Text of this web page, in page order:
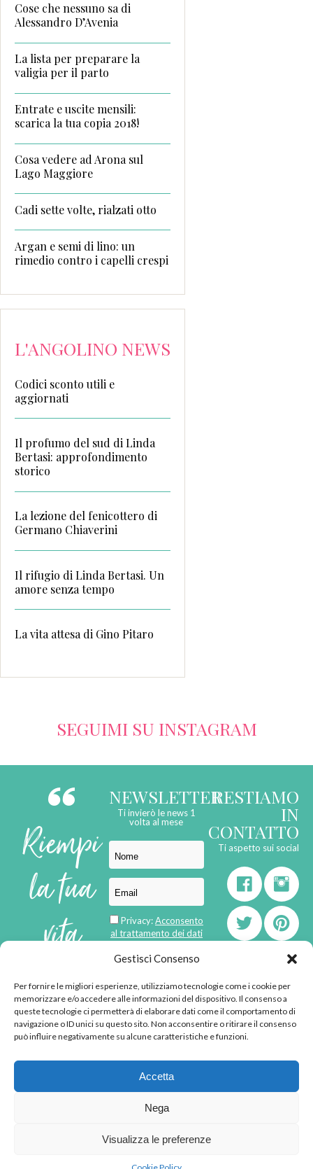
Gestisci Consenso
Per fornire le migliori esperienze, utilizziamo tecnologie come i cookie per
memorizzare e/o accedere alle informazioni del dispositivo. Il consenso a
queste tecnologie ci permetterà di elaborare dati come il comportamento di
navigazione o ID unici su questo sito. Non acconsentire o ritirare il consenso
può influire negativamente su alcune caratteristiche e funzioni.
Accetta
Nega
Visualizza le preferenze
Cose che nessuno sa di
Alessandro D’Avenia
La lista per preparare la
valigia per il parto
Entrate e uscite mensili:
scarica la tua copia 2018!
Cosa vedere ad Arona sul
Lago Maggiore
Cadi sette volte, rialzati otto
Argan e semi di lino: un
rimedio contro i capelli crespi
L'ANGOLINO NEWS
Codici sconto utili e
aggiornati
Il profumo del sud di Linda
Bertasi: approfondimento
storico
La lezione del fenicottero di
Germano Chiaverini
Il rifugio di Linda Bertasi. Un
amore senza tempo
La vita attesa di Gino Pitaro
SEGUIMI SU INSTAGRAM
Riempi
la tua
vita
di
emozioni
P.IVA 02592570036 -
NEWSLETTER
Ti invierò le news 1
volta al mese
Privacy:Acconsento
al trattamento dei dati
RESTIAMO
IN
CONTATTO
Ti aspetto sui social
born inMaMaStudiOs